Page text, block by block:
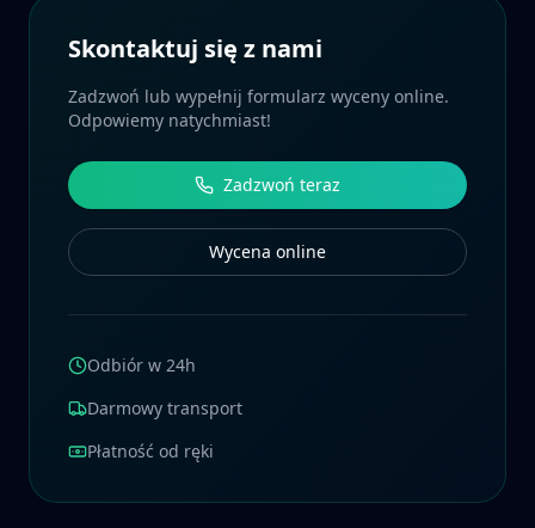
Skontaktuj się z nami
Zadzwoń lub wypełnij formularz wyceny online.
Odpowiemy natychmiast!
Zadzwoń teraz
Wycena online
Odbiór w 24h
Darmowy transport
Płatność od ręki